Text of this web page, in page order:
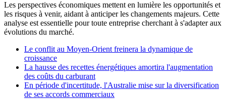
Les perspectives économiques mettent en lumière les opportunités et
les risques à venir, aidant à anticiper les changements majeurs. Cette
analyse est essentielle pour toute entreprise cherchant à s'adapter aux
évolutions du marché.
Le conflit au Moyen-Orient freinera la dynamique de
croissance
La hausse des recettes énergétiques amortira l'augmentation
des coûts du carburant
En période d'incertitude, l'Australie mise sur la diversification
de ses accords commerciaux